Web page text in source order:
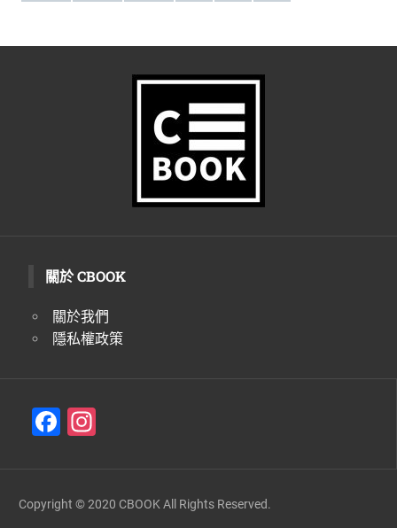
關於 CBOOK
關於我們
隱私權政策
F
e
gr
Copyright © 2020 CBOOK All Rights Reserved.